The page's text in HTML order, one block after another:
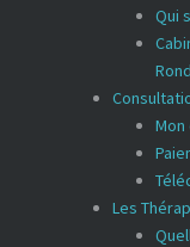
Qui
Les